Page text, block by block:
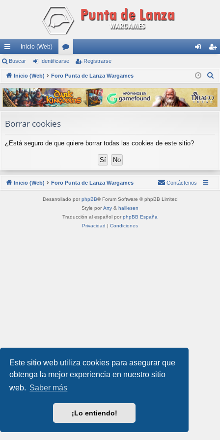
Este sitio web utiliza cookies para asegurar que
obtenga la mejor experiencia en nuestro sitio
web. Saber más
¡Lo entiendo!
nl
ac
es
rá
pi
Inicio (Web)
or
os nti
fic
ar
ist
ra
rs
Buscar Identificarse Registrarse
Inicio (Web) Foro Punta de Lanza Wargames
s
c
Borrar cookies
¿Está seguro de que quiere borrar todas las cookies de este sitio?
Inicio (Web) Foro Punta de Lanza Wargames Contáctenos
Desarrollado por phpBB® Forum Software © phpBB Limited
Style por Arty & halilesen
Traducción al español por phpBB España
Privacidad | Condiciones